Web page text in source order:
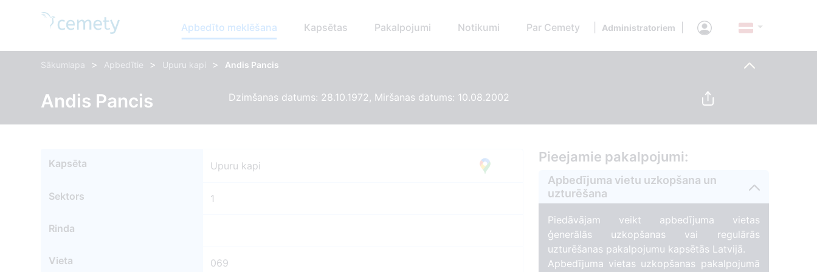
Apbedīto meklēšana Kapsētas Pakalpojumi Notikumi Par Cemety Administratoriem
Sākumlapa > Apbedītie > Upuru kapi > Andis Pancis
Andis Pancis Dzimšanas datums: 28.10.1972, Miršanas datums: 10.08.2002
Kapsēta Upuru kapi
Sektors 1
Rinda
Vieta 069
Pieejamie pakalpojumi:
Apbedījuma vietu uzkopšana un
uzturēšana
Piedāvājam veikt apbedījuma vietas
ģenerālās uzkopšanas vai regulārās
uzturēšanas pakalpojumu kapsētās Latvijā.
Apbedījuma vietas uzkopšanas pakalpojumā